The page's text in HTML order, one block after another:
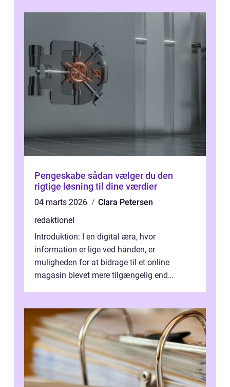
Pengeskabe sådan vælger du den
rigtige løsning til dine værdier
04 marts 2026
Clara Petersen
redaktionel
Introduktion: I en digital æra, hvor
information er lige ved hånden, er
muligheden for at bidrage til et online
magasin blevet mere tilgængelig end